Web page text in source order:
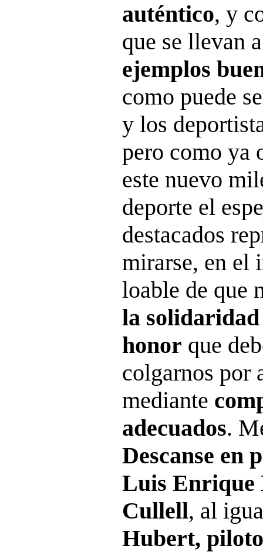
auténtico, y
que se llevan
ejemplos
como puede
y los
pero como ya
este nuevo
deporte el
destacados
mirarse, en el
loable de que
la solidaridad
honor que
colgarnos por
mediante
adecuados.
Descanse en
Luis Enrique
Cullell, al
Hubert,